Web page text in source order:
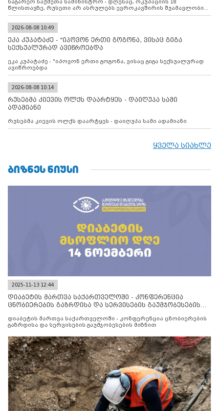
საგარეო საქმეთა სამინისტრო - დღესაც, ოკუპაციის 18
წლისთავზე, რუსეთი არ ასრულებს ევროკავშირის შუამავლობით
დადებულ 2008 წლის 12 აგვისტოს ცეცხლის შეწყვეტის
კონტროლს ოკუპირებულ რეგიონებში, აგრძელებს მათი
მილიტარიზაციის პროცესს და აქტიურად დგამს ნაბიჯებს მათი
ფაქტობრივი ანექსიისკენ
2026-08-08 10:49
ეკა კუპატაძე - "იპოვონ ერთი გოგონა, ვისაც გიგა
სექსუალურად ავიწროებდა
ეკა კუპატაძე - "იპოვონ ერთი გოგონა, ვისაც გიგა სექსუალურად
ავიწროებდა
2026-08-08 10:14
რუსებმა კიევის ოლქს დაარტყეს - დაიღუპა სამი
ადამიანი
რუსებმა კიევის ოლქს დაარტყეს - დაიღუპა სამი ადამიანი
ყველა სიახლე
ᲑᲘᲖᲜᲔᲡ ᲜᲘᲣᲡᲘ
2025-11-13 12:44
დიაბეტის მართვა საქართველოში - კონფერენცია
ცნობიერების გაზრდისა და სერვისების გაუმჯობესების
დიაბეტის მართვა საქართველოში - კონფერენცია ცნობიერების
გაზრდისა და სერვისების გაუმჯობესების მიზნით